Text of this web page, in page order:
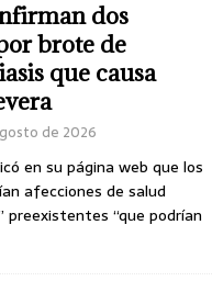
dos
brote de
que causa
de 2026
en su página web que los
afecciones de salud
preexistentes “que podrían